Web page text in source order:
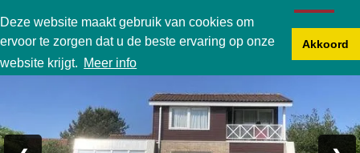
Deze website maakt gebruik van cookies om
ervoor te zorgen dat u de beste ervaring op onze
website krijgt. Meer info
Akkoord
Karperbungalow
Foto 1/24